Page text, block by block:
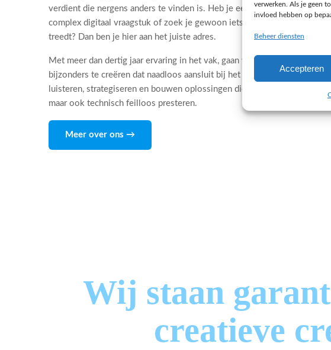
verwerken. Als je geen
invloed hebben op
Beheer diensten
Accepteren
verdient die nergens anders te vinden is. Heb je een bijzondere
complex digitaal vraagstuk of zoek je gewoon iets dat buiten de
treedt? Dan ben je hier aan het juiste adres.
Met meer dan dertig jaar ervaring in het vak, gaan wij de uitdaging aan
bijzonders te creëren dat naadloos aansluit bij het DNA van jouw
luisteren, strategiseren en bouwen oplossingen die niet alleen visueel
maar ook technisch feilloos presteren.
Meer over ons →
Wij staan
creatieve